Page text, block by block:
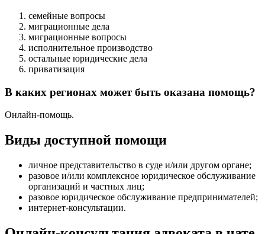
семейные вопросы
миграционные дела
миграционные вопросы
исполнительное производство
остальные юридические дела
приватизация
В каких регионах может быть оказана помощь?
Онлайн-помощь.
Виды доступной помощи
личное представительство в суде и/или другом органе;
разовое и/или комплексное юридическое обслуживание
организаций и частных лиц;
разовое юридическое обслуживание предпринимателей;
интернет-консультации.